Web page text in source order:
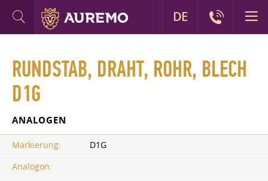
RUNDSTAB, DRAHT, ROHR, BLECH
D1G
ANALOGEN
Markierung:
D1G
Analogon:
DE